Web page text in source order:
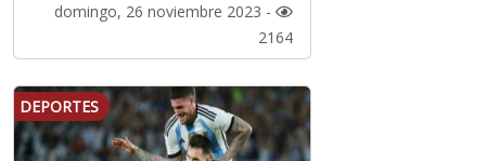
domingo, 26 noviembre 2023 -
2164
DEPORTES